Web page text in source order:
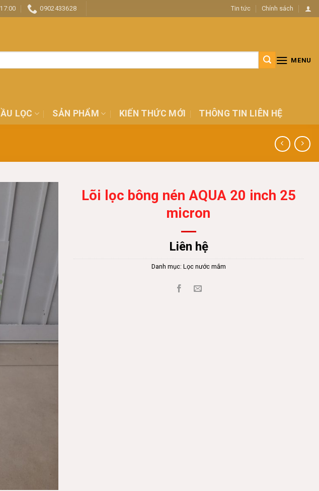
0902433628 Tin tức Chính sách
MENU
LỌC SẢN PHẨM KIẾN THỨC MỚI THÔNG TIN LIÊN HỆ
Lõi lọc bông nén AQUA 20 inch 25
micron
Liên hệ
Danh mục: Lọc nước mắm